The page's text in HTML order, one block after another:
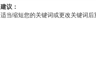
建议：
适当缩短您的关键词或更改关键词后